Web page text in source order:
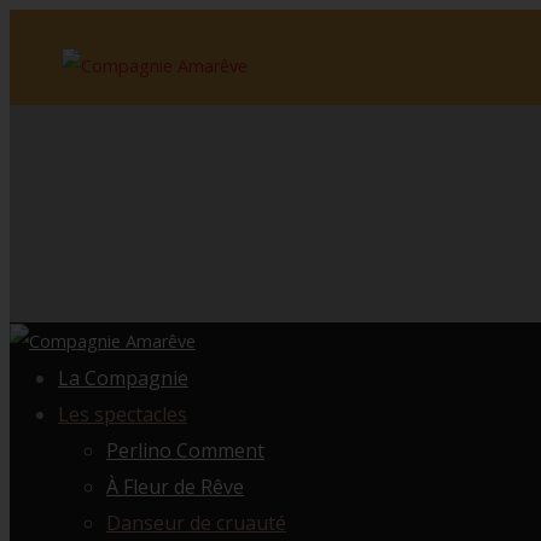
La Compagnie
Les spectacles
Perlino Comment
À Fleur de Rêve
Danseur de cruauté